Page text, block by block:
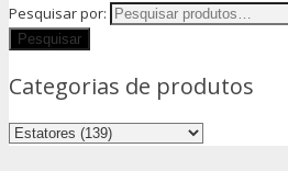
Pesquisar por:
Categorias de produtos